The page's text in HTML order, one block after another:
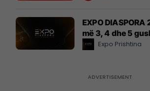
EXPO
më 3, 4 dhe 5
Expo Prishtina